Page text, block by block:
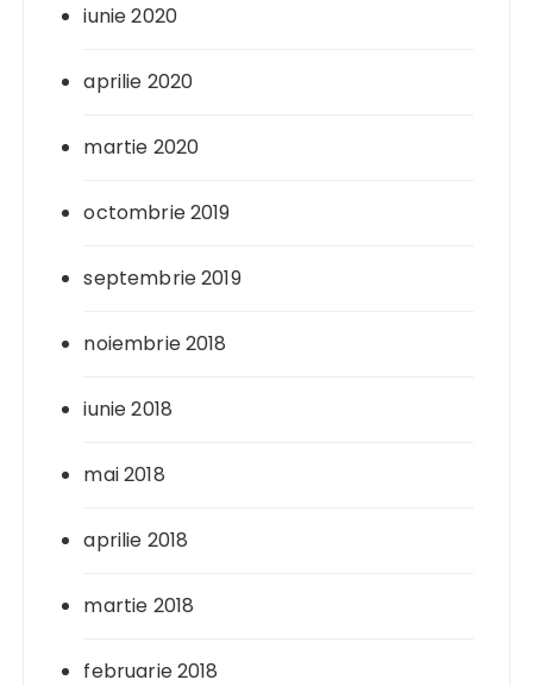
iunie 2020
aprilie 2020
martie 2020
octombrie 2019
septembrie 2019
noiembrie 2018
iunie 2018
mai 2018
aprilie 2018
martie 2018
februarie 2018